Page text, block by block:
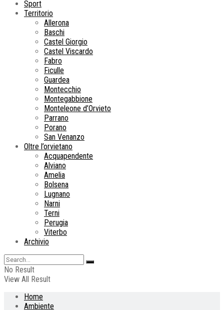
Sport
Territorio
Allerona
Baschi
Castel Giorgio
Castel Viscardo
Fabro
Ficulle
Guardea
Montecchio
Montegabbione
Monteleone d’Orvieto
Parrano
Porano
San Venanzo
Oltre l’orvietano
Acquapendente
Alviano
Amelia
Bolsena
Lugnano
Narni
Terni
Perugia
Viterbo
Archivio
No Result
View All Result
Home
Ambiente